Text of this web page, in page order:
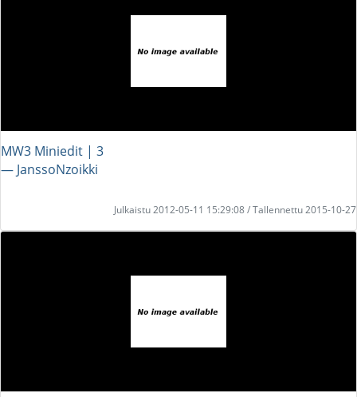
MW3 Miniedit | 3
― JanssoNzoikki
Julkaistu 2012-05-11 15:29:08 / Tallennettu 2015-10-27